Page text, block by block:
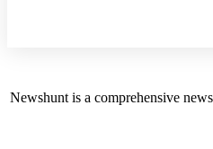
Newshunt is a comprehensive